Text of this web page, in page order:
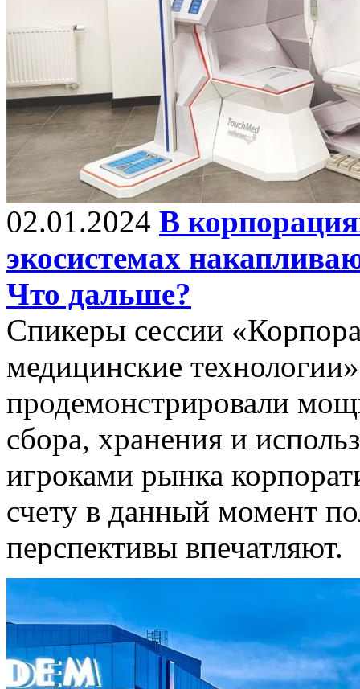
02.01.2024 В
экосистемах
Что дальше?
Спикеры сессии
медицинские
продемонстрировали
сбора, хранения и
игроками рынка
счету в данный момент
перспективы впечатляют.